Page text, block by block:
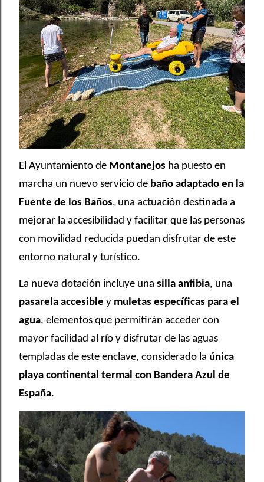
El Ayuntamiento de Montanejos ha puesto en
marcha un nuevo servicio de baño adaptado en la
Fuente de los Baños, una actuación destinada a
mejorar la accesibilidad y facilitar que las personas
con movilidad reducida puedan disfrutar de este
entorno natural y turístico.
La nueva dotación incluye una silla anfibia, una
pasarela accesible y muletas específicas para el
agua, elementos que permitirán acceder con
mayor facilidad al río y disfrutar de las aguas
templadas de este enclave, considerado la única
playa continental termal con Bandera Azul de
España.